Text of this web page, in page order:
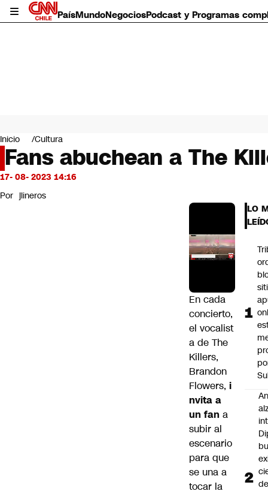
PaísMundoNegociosPodcast y Programas
Mundo
Negocios
Deportes
Programas completos
Servicios
Inicio Cultura
Fans abuchean a The
17- 08- 2023 14:16
Por jlineros
En cada
concierto,
el vocalist
a de The
Killers,
Brandon
Flowers, i
nvita a
un fan a
subir al
escenario
para que
se una a
tocar la
LO
de